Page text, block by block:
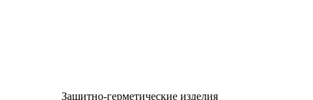
Защитно-герметические изделия